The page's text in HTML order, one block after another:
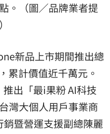
。（圖／品牌業者提
新品上市期間推出總
累計價值近千萬元。
出「最i果粉 AI科技
灣大個人用戶事業商
銷暨營運支援副總陳麗